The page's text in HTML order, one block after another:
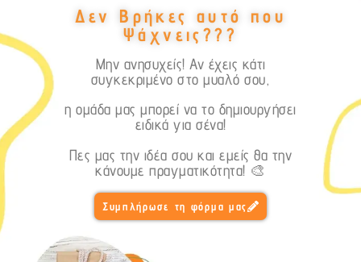
Δεν Βρήκες αυτό που
Ψάχνεις???
Μην ανησυχείς! Αν έχεις κάτι
συγκεκριμένο στο μυαλό σου,
η ομάδα μας μπορεί να το δημιουργήσει
ειδικά για σένα!
Πες μας την ιδέα σου και εμείς θα την
κάνουμε πραγματικότητα! 🎨
Συμπλήρωσε τη φόρμα μας